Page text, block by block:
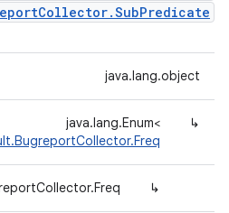
java.lang.object
↳
java.lang.Enum<
↳